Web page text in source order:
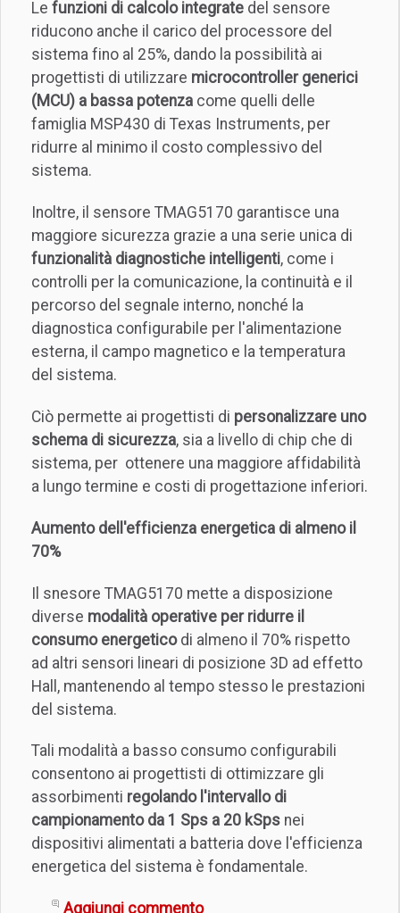
Le funzioni di calcolo integrate del sensore
riducono anche il carico del processore del
sistema fino al 25%, dando la possibilità ai
progettisti di utilizzare microcontroller generici
(MCU) a bassa potenza come quelli delle
famiglia MSP430 di Texas Instruments, per
ridurre al minimo il costo complessivo del
sistema.
Inoltre, il sensore TMAG5170 garantisce una
maggiore sicurezza grazie a una serie unica di
funzionalità diagnostiche intelligenti, come i
controlli per la comunicazione, la continuità e il
percorso del segnale interno, nonché la
diagnostica configurabile per l'alimentazione
esterna, il campo magnetico e la temperatura
del sistema.
Ciò permette ai progettisti di personalizzare uno
schema di sicurezza, sia a livello di chip che di
sistema, per ottenere una maggiore affidabilità
a lungo termine e costi di progettazione inferiori.
Aumento dell'efficienza energetica di almeno il
70%
Il snesore TMAG5170 mette a disposizione
diverse modalità operative per ridurre il
consumo energeticodi almeno il 70% rispetto
ad altri sensori lineari di posizione 3D ad effetto
Hall, mantenendo al tempo stesso le prestazioni
del sistema.
Tali modalità a basso consumo configurabili
consentono ai progettisti di ottimizzare gli
assorbimenti regolando l'intervallo di
campionamento da 1 Sps a 20 kSps nei
dispositivi alimentati a batteria dove l'efficienza
energetica del sistema è fondamentale.
Aggiungi commento